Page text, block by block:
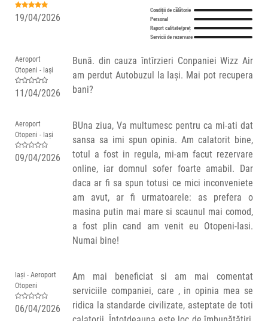
19/04/2026
Condiții de călătorie
Personal
Raport calitate/preț
Servicii de rezervare
Aeroport
Otopeni - Iași
11/04/2026
Bună. din cauza întîrzieri Conpaniei Wizz Air
am perdut Autobuzul la Iași. Mai pot recupera
bani?
Aeroport
Otopeni - Iași
09/04/2026
BUna ziua, Va multumesc pentru ca mi-ati dat
sansa sa imi spun opinia. Am calatorit bine,
totul a fost in regula, mi-am facut rezervare
online, iar domnul sofer foarte amabil. Dar
daca ar fi sa spun totusi ce mici inconveniete
am avut, ar fi urmatoarele: as prefera o
masina putin mai mare si scaunul mai comod,
a fost plin cand am venit eu Otopeni-Iasi.
Numai bine!
Iași - Aeroport
Otopeni
06/04/2026
Am mai beneficiat si am mai comentat
serviciile companiei, care , in opinia mea se
ridica la standarde civilizate, asteptate de toti